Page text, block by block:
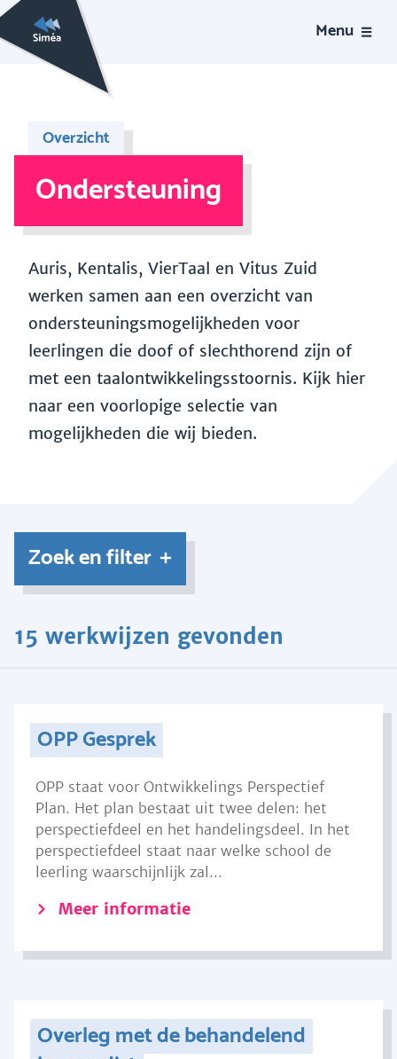
Menu
Overzicht
Ondersteuning
Auris, Kentalis, VierTaal en Vitus Zuid
werken samen aan een overzicht van
ondersteuningsmogelijkheden voor
leerlingen die doof of slechthorend zijn of
met een taalontwikkelingsstoornis. Kijk hier
naar een voorlopige selectie van
mogelijkheden die wij bieden.
Zoek en filter
15 werkwijzen gevonden
OPP Gesprek
OPP staat voor Ontwikkelings Perspectief
Plan. Het plan bestaat uit twee delen: het
perspectiefdeel en het handelingsdeel. In het
perspectiefdeel staat naar welke school de
leerling waarschijnlijk zal...
Meer informatie
Overleg met de behandelend